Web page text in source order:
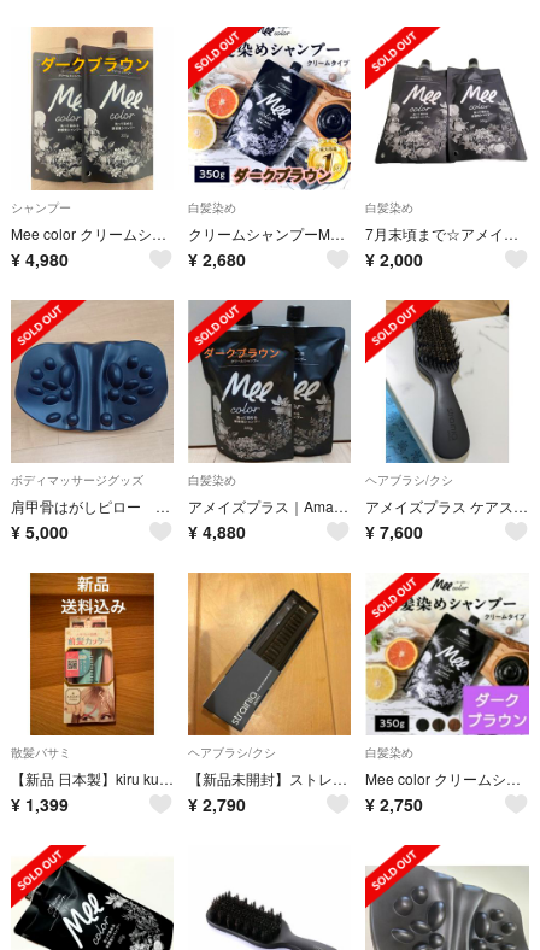
シャンプー
Mee color クリームシャンプー ダークブラウン350g×２袋 ミーカラー
¥ 4,980
白髪染め
クリームシャンプーMEE color ダークブラウン 白髪染めシャンプー オールインワン
¥ 2,680
白髪染め
7月末頃まで☆アメイズプラス クリームシャンプーMEE color ブラック 白髪染めシャンプー2個セット
¥ 2,000
ボディマッサージグッズ
肩甲骨はがしピロー RAKUNA
¥ 5,000
白髪染め
アメイズプラス｜Amaze Plus クリームシャンプーMEE color2本
¥ 4,880
ヘアブラシ/クシ
アメイズプラス ケアストレートブラシ
¥ 7,600
散髪バサミ
【新品 日本製】kiru kuru セルフ前髪カッター カーラー クリップ
¥ 1,399
ヘアブラシ/クシ
【新品未開封】ストレーニア ポイントストレートブラシ アホ毛おくれ毛対策
¥ 2,790
白髪染め
Mee color クリームシャンプー ダークブラウン
¥ 2,750